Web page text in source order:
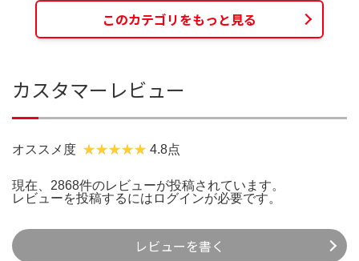
このカテゴリをもっと見る
カスタマーレビュー
オススメ度 4.8点
現在、2868件のレビューが投稿されています。
レビューを投稿するには ログインが必要です。
レビューを書く